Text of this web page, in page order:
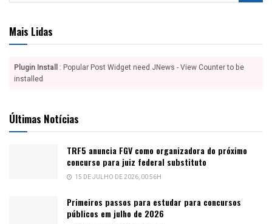
Mais Lidas
Plugin Install : Popular Post Widget need JNews - View Counter to be
installed
Últimas Notícias
TRF5 anuncia FGV como organizadora do próximo
concurso para juiz federal substituto
15 DE JULHO DE 2026, 00:56H
Primeiros passos para estudar para concursos
públicos em julho de 2026